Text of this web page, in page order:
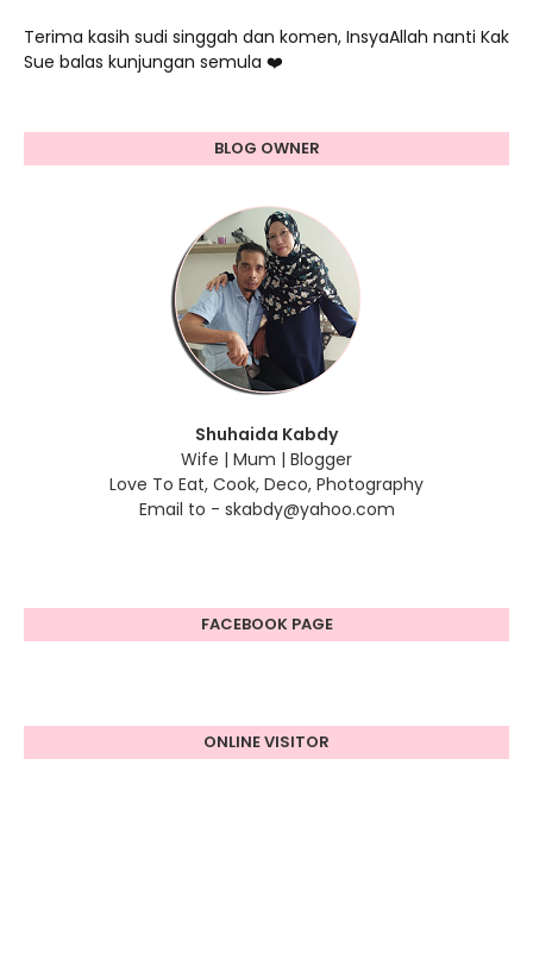
Terima kasih sudi singgah dan komen, InsyaAllah nanti Kak
Sue balas kunjungan semula ❤️
BLOG OWNER
Shuhaida Kabdy
Wife | Mum | Blogger
Love To Eat, Cook, Deco, Photography
Email to - skabdy@yahoo.com
FACEBOOK PAGE
ONLINE VISITOR